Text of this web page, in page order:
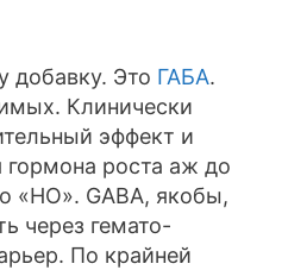
добавку. Это ГАБА.
Клинически
эффект и
роста аж до
«НО». GABA, якобы,
через гемато-
По крайней